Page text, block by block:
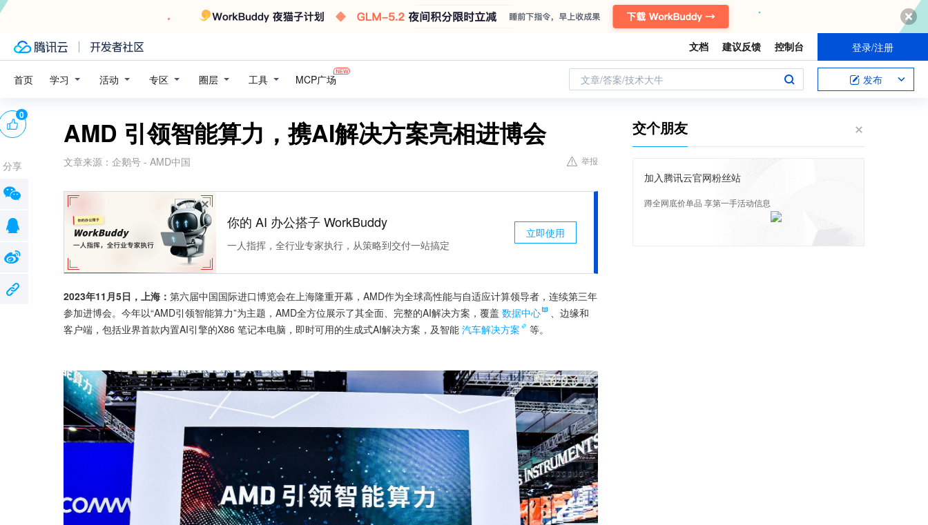
文档 建议反馈 控制台 登录/注册
首页 学习 活动 专区 圈层 工具 MCP广场 文章/答案/技术大牛 发布
AMD 引领智能算力，携AI解决方案亮相进博会
文章来源： 企鹅号 - AMD中国 举报
广告
你的 AI 办公搭子 WorkBuddy
一人指挥，全行业专家执行，从策略到交付一站搞定
立即使用
2023年11月5日，上海： 第六届中国国际进口博览会在上海隆重开幕，AMD作为全球高性能与自适应计算领导者，连续第三年
参加进博会。今年以“AMD引领智能算力”为主题，AMD全方位展示了其全面、完整的AI解决方案，覆盖 数据中心
、边缘和
客户端，包括业界首款内置AI引擎的X86 笔记本电脑，即时可用的生成式AI解决方案，及智能 汽车解决方案 等。
0
分享
交个朋友
加入腾讯云官网粉丝站
蹲全网底价单品 享第一手活动信息